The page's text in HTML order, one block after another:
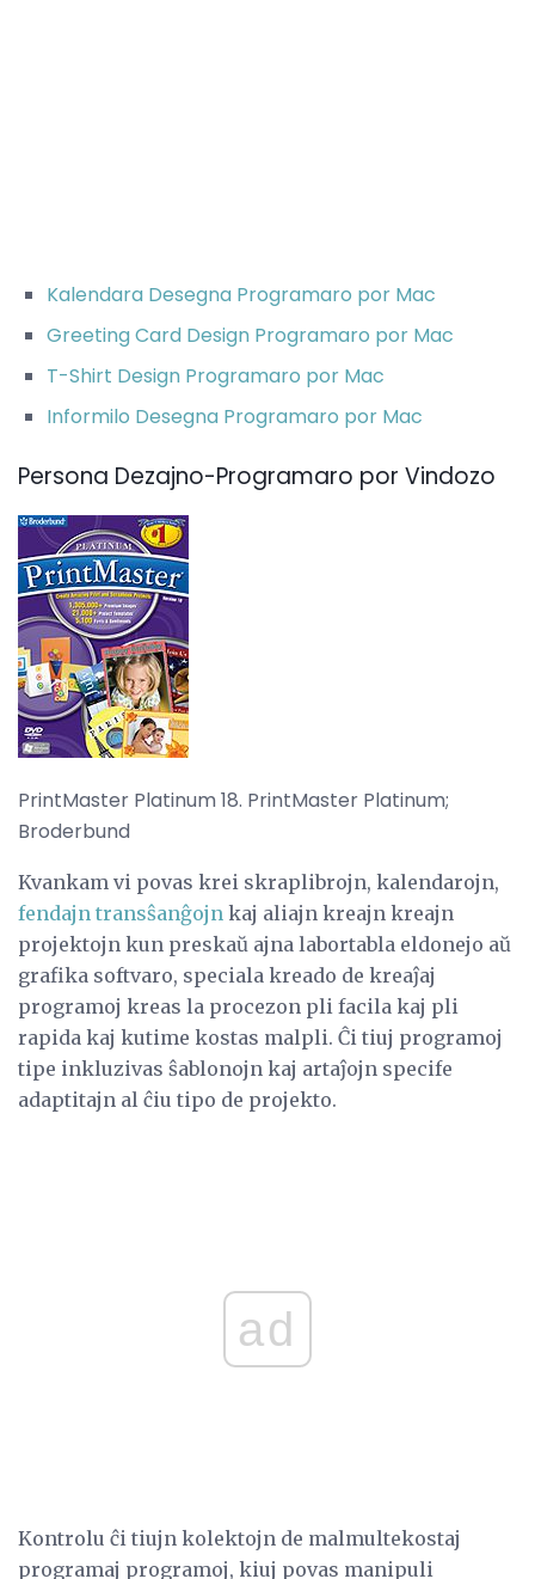
Kalendara Desegna Programaro por Mac
Greeting Card Design Programaro por Mac
T-Shirt Design Programaro por Mac
Informilo Desegna Programaro por Mac
Persona Dezajno-Programaro por Vindozo
PrintMaster Platinum 18. PrintMaster Platinum;
Broderbund
Kvankam vi povas krei skraplibrojn, kalendarojn,
fendajn transŝanĝojn kaj aliajn kreajn kreajn
projektojn kun preskaŭ ajna labortabla eldonejo aŭ
grafika softvaro, speciala kreado de kreaĵaj
programoj kreas la procezon pli facila kaj pli
rapida kaj kutime kostas malpli. Ĉi tiuj programoj
tipe inkluzivas ŝablonojn kaj artaĵojn specife
adaptitajn al ĉiu tipo de projekto.
ad
Kontrolu ĉi tiujn kolektojn de malmultekostaj
programaj programoj, kiuj povas manipuli